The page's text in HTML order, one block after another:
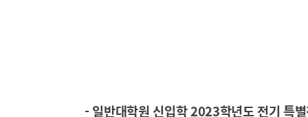
- 일반대학원 신입학 2023학년도 전기 특